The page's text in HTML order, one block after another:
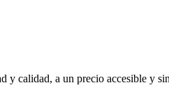
y calidad, a un precio accesible y